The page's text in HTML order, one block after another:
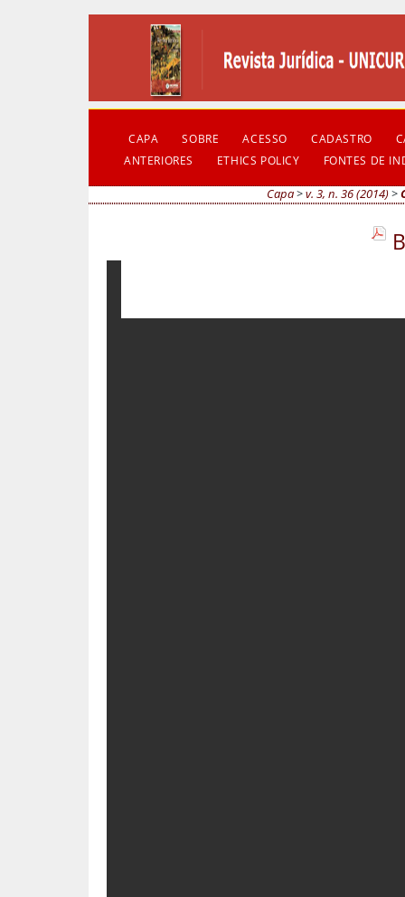
CAPA SOBRE ACESSO CADASTRO
ANTERIORES
ETHICS POLICY FONTES DE
Capa>v. 3, n. 36 (2014)>